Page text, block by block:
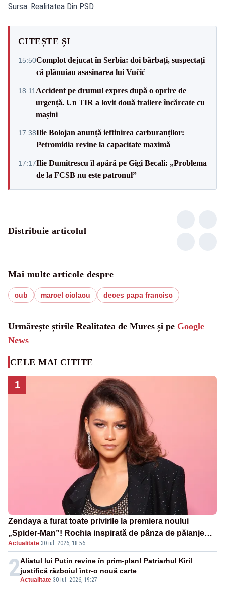
Sursa: Realitatea Din PSD
CITEȘTE ȘI
15:50Complot dejucat în Serbia: doi bărbați, suspectați
că plănuiau asasinarea lui Vučić
18:11 Accident pe drumul expres după o oprire de
urgență. Un TIR a lovit două trailere încărcate cu
mașini
17:38Ilie Bolojan anunță ieftinirea carburanților:
Petromidia revine la capacitate maximă
17:17Ilie Dumitrescu îl apără pe Gigi Becali: „Problema
de la FCSB nu este patronul”
Distribuie articolul
Mai multe articole despre
cub marcel ciolacu deces papa francisc
Urmărește știrile Realitatea de Mures și pe Google
News
CELE MAI CITITE
1
Zendaya a furat toate privirile la premiera noului
„Spider-Man”! Rochia inspirată de pânza de păianjen a
făcut senzație
Actualitate·30 iul. 2026, 18:56
2Actualitate-30 iul. 2026, 19:27
Aliatul lui Putin revine în prim-plan! Patriarhul Kiril
justifică războiul într-o nouă carte